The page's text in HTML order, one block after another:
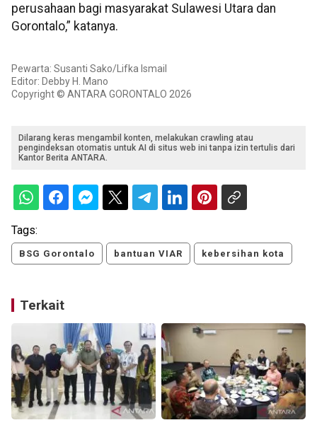
perusahaan bagi masyarakat Sulawesi Utara dan
Gorontalo,” katanya.
Pewarta: Susanti Sako/Lifka Ismail
Editor: Debby H. Mano
Copyright © ANTARA GORONTALO 2026
Dilarang keras mengambil konten, melakukan crawling atau
pengindeksan otomatis untuk AI di situs web ini tanpa izin tertulis dari
Kantor Berita ANTARA.
Tags:
BSG Gorontalo bantuan VIAR kebersihan kota
Terkait